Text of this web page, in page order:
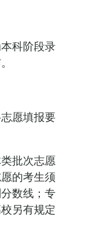
科阶段录
愿填报要
批次志愿
的考生须
数线；专
另有规定